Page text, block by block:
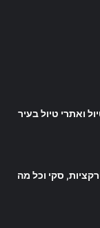
ואתרי טיול בעיר
סקי וכל מה